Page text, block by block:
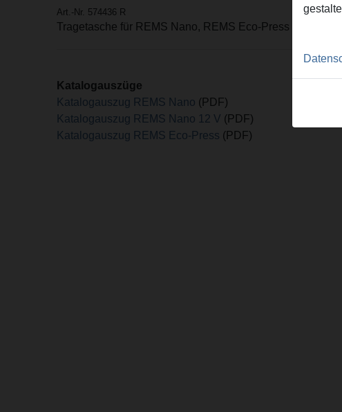
Art.-Nr. 574436 R
Tragetasche für REMS Nano, REMS Eco-Press
Katalogauszüge
Katalogauszug REMS Nano (PDF)
Katalogauszug REMS Nano 12 V (PDF)
Katalogauszug REMS Eco-Press (PDF)